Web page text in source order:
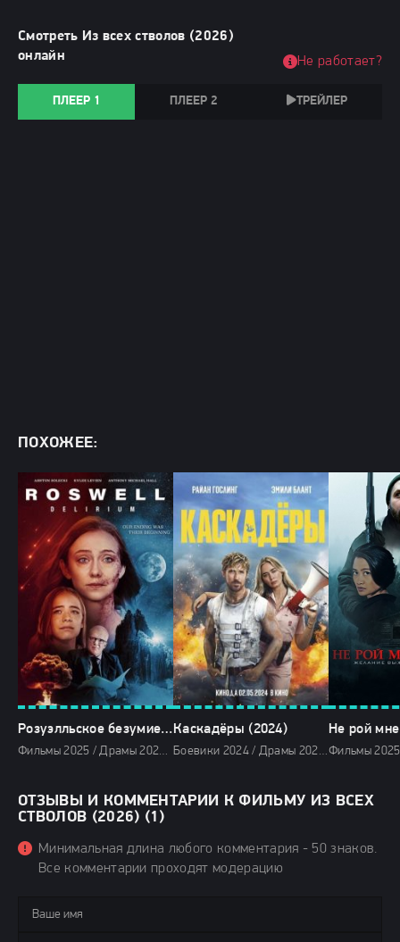
Смотреть Из всех стволов (2026)
онлайн
ПЛЕЕР 1 ПЛЕЕР 2 ТРЕЙЛЕР
Не работает?
ПОХОЖЕЕ:
Розуэлльское безумие (2025)
Фильмы 2025 / Драмы 2025 / Триллеры 2025 / Фантастические 2025 / Зарубежные фильмы 2025 / Новинки кино 2025 / Последние фильмы 2025 / Смотреть фильмы онлайн
Каскадёры (2024)
Боевики 2024 / Драмы 2024 / Комедии 2024 / Зарубежные фильмы 2024 / Новинки кино 2024 / Последние фильмы 2024 / Фильмы весны 2024 / Фильмы 4K / Фильмы 2024 / Популярные фильмы / Смотреть фильмы онлайн
ОТЗЫВЫ И КОММЕНТАРИИ К ФИЛЬМУ ИЗ ВСЕХ
СТВОЛОВ (2026) (1)
Минимальная длина любого комментария - 50 знаков.
Все комментарии проходят модерацию